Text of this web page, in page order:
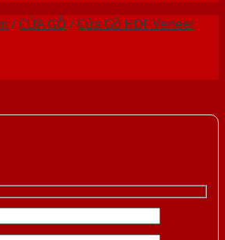
/CỬA GỖ /Cửa Gỗ HDF Veneer